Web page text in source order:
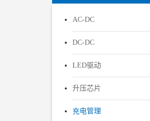
AC-DC
DC-DC
LED驱动
升压芯片
充电管理